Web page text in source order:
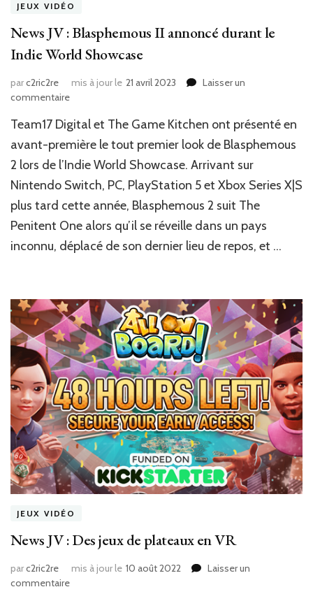
JEUX VIDÉO
News JV : Blasphemous II annoncé durant le
Indie World Showcase
parc2ric2re mis à jour le 21 avril 2023
Laisser un
commentairesur
JV
:
II
annoncé
durant
le
Indie
World
Team17 Digital et The Game Kitchen ont présenté en
avant-première le tout premier look de Blasphemous
2 lors de l’Indie World Showcase. Arrivant sur
Nintendo Switch, PC, PlayStation 5 et Xbox Series X|S
plus tard cette année, Blasphemous 2 suit The
Penitent One alors qu’il se réveille dans un pays
inconnu, déplacé de son dernier lieu de repos, et …
JEUX VIDÉO
News JV : Des jeux de plateaux en VR
parc2ric2re mis à jour le 10 août 2022
Laisser un
commentairesur